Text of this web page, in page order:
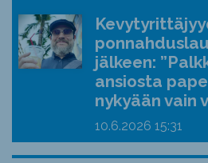
jälkeen:
ansiosta
nykyään vain
10.6.2026 15:31